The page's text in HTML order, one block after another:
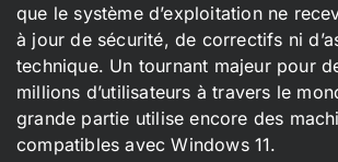
que le système d’exploitation ne
à jour de sécurité, de correctifs ni
technique. Un tournant majeur pour
millions d’utilisateurs à travers le
grande partie utilise encore des
compatibles avec Windows 11.